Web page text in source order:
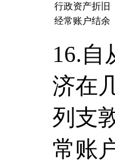
行政资产折旧
经常账户结余
16.自
济在
列支
常账